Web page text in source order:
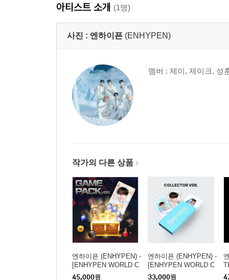
아티스트 소개 (1명)
사진 : 엔하이픈 (ENHYPEN)
멤버 : 제이, 제이크, 성
작가의 다른 상품
엔하이픈 (ENHYPEN) -
[ENHYPEN WORLD C
OUPON CARD COLLE
45,000원
엔하이픈 (ENHYPEN) -
[ENHYPEN WORLD C
OUPON CARD COLLE
33,000원